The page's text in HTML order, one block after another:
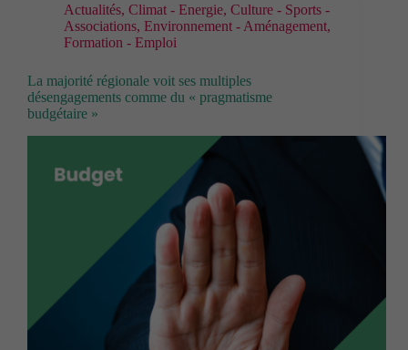
Actualités, Climat - Energie, Culture - Sports -
Associations, Environnement - Aménagement,
Formation - Emploi
La majorité régionale voit ses multiples
désengagements comme du « pragmatisme
budgétaire »